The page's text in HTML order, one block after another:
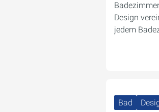
Design
jedem
Bad